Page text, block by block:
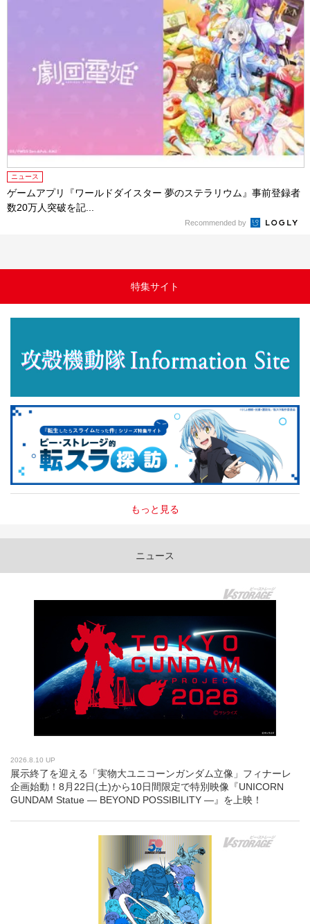
ニュース
ゲームアプリ『ワールドダイスター 夢のステラリウム』事前登録者
数20万人突破を記...
Recommended by
特集サイト
もっと見る
ニュース
2026.8.10 UP
展示終了を迎える「実物大ユニコーンガンダム立像」フィナーレ
企画始動！8月22日(土)から10日間限定で特別映像『UNICORN
GUNDAM Statue ― BEYOND POSSIBILITY ―』を上映！